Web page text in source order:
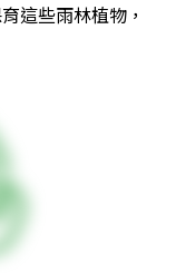
這些雨林植物，